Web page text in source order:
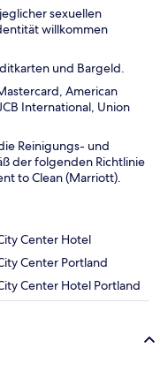
sexuellen
willkommen
und Bargeld.
American
International, Union
Reinigungs- und
der folgenden Richtlinie
to Clean (Marriott).
Center Hotel
Center Portland
Center Hotel Portland